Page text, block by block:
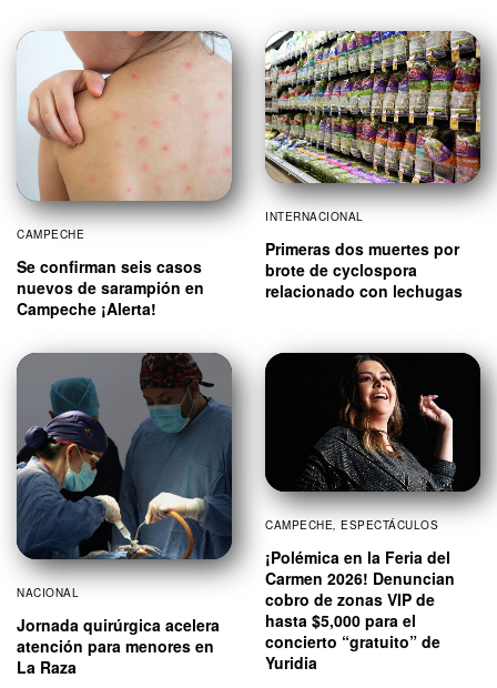
CAMPECHE
Se confirman seis casos
nuevos de sarampión en
Campeche ¡Alerta!
INTERNACIONAL
Primeras dos muertes por
brote de cyclospora
relacionado con lechugas
NACIONAL
Jornada quirúrgica acelera
atención para menores en
La Raza
CAMPECHE, ESPECTÁCULOS
¡Polémica en la Feria del
Carmen 2026! Denuncian
cobro de zonas VIP de
hasta $5,000 para el
concierto “gratuito” de
Yuridia